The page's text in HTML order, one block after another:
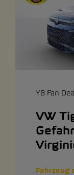
YB Fan
VW
Fahrzeug